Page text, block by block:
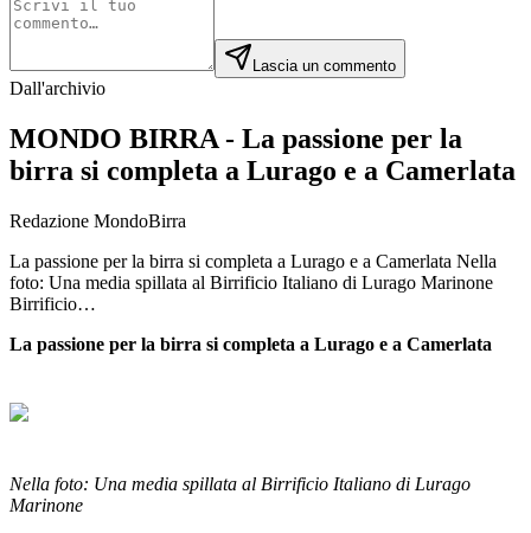
Lascia un commento
Dall'archivio
MONDO BIRRA - La passione per la
birra si completa a Lurago e a Camerlata
Redazione MondoBirra
La passione per la birra si completa a Lurago e a Camerlata Nella
foto: Una media spillata al Birrificio Italiano di Lurago Marinone
Birrificio…
La passione per la birra si completa a Lurago e a Camerlata
Nella foto: Una media spillata al Birrificio Italiano di Lurago
Marinone